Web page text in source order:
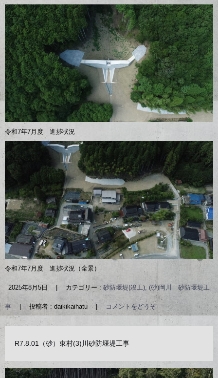
令和7年7月度 進捗状況
令和7年7月度 進捗状況（全景）
2025年8月5日 カテゴリー : 砂防堰堤(竣工), (砂)岡川 砂防堰堤工
事 投稿者 : daikikaihatu コメントをどうぞ
R7.8.01（砂）東村(3)川砂防堰堤工事